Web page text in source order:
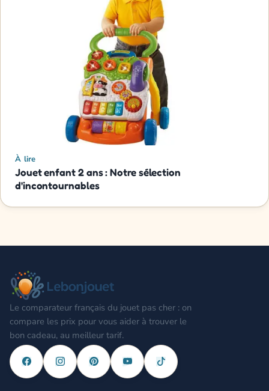
À lire
Jouet enfant 2 ans : Notre sélection
d'incontournables
Le comparateur français du jouet pas cher : on
compare les prix pour vous aider à trouver le
bon cadeau, au meilleur tarif.